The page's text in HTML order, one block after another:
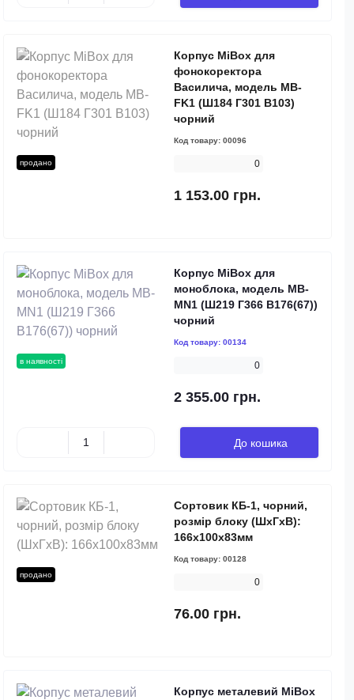
продано
Корпус MiBox для
фонокоректора
Василича, модель MB-
FK1 (Ш184 Г301 В103)
чорний
Код товару: 00096
0
1 153.00 грн.
в наявності
Корпус MiBox для
моноблока, модель MB-
MN1 (Ш219 Г366 В176(67))
чорний
Код товару: 00134
0
2 355.00 грн.
До кошика
продано
Сортовик КБ-1, чорний,
розмір блоку (ШхГхВ):
166х100х83мм
Код товару: 00128
0
76.00 грн.
Корпус металевий MiBox